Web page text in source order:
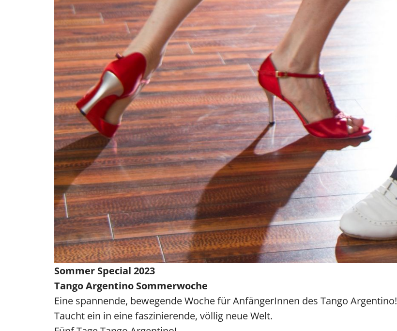
Sommer Special 2023
Tango Argentino Sommerwoche
Eine spannende, bewegende Woche für AnfängerInnen des Tango Argentino!
Taucht ein in eine faszinierende, völlig neue Welt.